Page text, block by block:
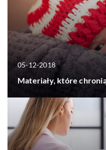
05-12-2018
Materiały, które